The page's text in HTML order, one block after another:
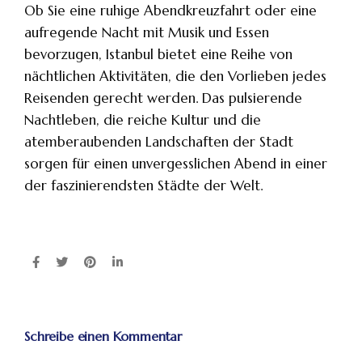
Ob Sie eine ruhige Abendkreuzfahrt oder eine
aufregende Nacht mit Musik und Essen
bevorzugen, Istanbul bietet eine Reihe von
nächtlichen Aktivitäten, die den Vorlieben jedes
Reisenden gerecht werden. Das pulsierende
Nachtleben, die reiche Kultur und die
atemberaubenden Landschaften der Stadt
sorgen für einen unvergesslichen Abend in einer
der faszinierendsten Städte der Welt.
Schreibe einen Kommentar